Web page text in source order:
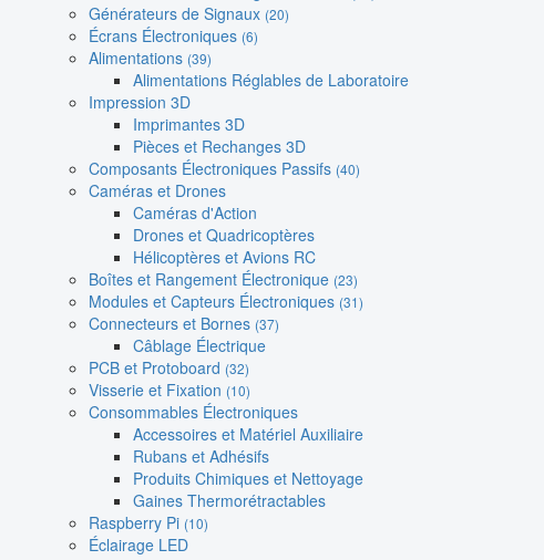
Générateurs de Signaux (20)
Écrans Électroniques (6)
Alimentations (39)
Alimentations Réglables de Laboratoire
Impression 3D
Imprimantes 3D
Pièces et Rechanges 3D
Composants Électroniques Passifs (40)
Caméras et Drones
Caméras d'Action
Drones et Quadricoptères
Hélicoptères et Avions RC
Boîtes et Rangement Électronique (23)
Modules et Capteurs Électroniques (31)
Connecteurs et Bornes (37)
Câblage Électrique
PCB et Protoboard (32)
Visserie et Fixation (10)
Consommables Électroniques
Accessoires et Matériel Auxiliaire
Rubans et Adhésifs
Produits Chimiques et Nettoyage
Gaines Thermorétractables
Raspberry Pi (10)
Éclairage LED